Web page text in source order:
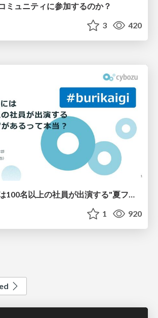
ミュニティに参加するのか？
3 420
サイボウズには100名以上の社員が出演する"夏フェス"があるって本当？
1 920